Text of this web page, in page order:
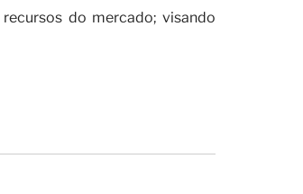
do mercado; visando